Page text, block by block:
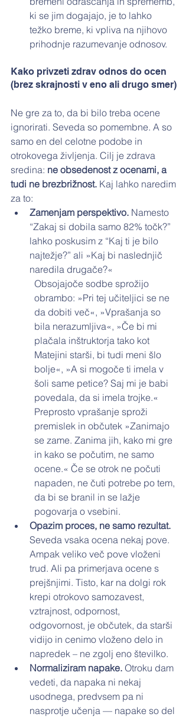
ki se jim dogajajo, je to lahko
težko breme, ki vpliva na njihovo
prihodnje razumevanje odnosov.
Kako privzeti zdrav odnos do ocen
(brez skrajnosti v eno ali drugo smer)
Ne gre za to, da bi bilo treba ocene
ignorirati. Seveda so pomembne. A so
samo en del celotne podobe in
otrokovega življenja. Cilj je zdrava
sredina: ne obsedenost z ocenami, a
tudi ne brezbrižnost. Kaj lahko naredim
za to:
Zamenjam perspektivo. Namesto
“Zakaj si dobila samo 82% točk?”
lahko poskusim z “Kaj ti je bilo
najtežje?” ali »Kaj bi naslednjič
naredila drugače?«
Obsojajoče sodbe sprožijo
obrambo: »Pri tej učiteljici se ne
da dobiti več«, »Vprašanja so
bila nerazumljiva«, »Če bi mi
plačala inštruktorja tako kot
Matejini starši, bi tudi meni šlo
bolje«, »A si mogoče ti imela v
šoli same petice? Saj mi je babi
povedala, da si imela trojke.«
Preprosto vprašanje sproži
premislek in občutek »Zanimajo
se zame. Zanima jih, kako mi gre
in kako se počutim, ne samo
ocene.« Če se otrok ne počuti
napaden, ne čuti potrebe po tem,
da bi se branil in se lažje
pogovarja o vsebini.
Opazim proces, ne samo rezultat.
Seveda vsaka ocena nekaj pove.
Ampak veliko več pove vloženi
trud. Ali pa primerjava ocene s
prejšnjimi. Tisto, kar na dolgi rok
krepi otrokovo samozavest,
vztrajnost, odpornost,
odgovornost, je občutek, da starši
vidijo in cenimo vloženo delo in
napredek – ne zgolj eno številko.
Normaliziram napake. Otroku dam
vedeti, da napaka ni nekaj
usodnega, predvsem pa ni
nasprotje učenja — napake so del